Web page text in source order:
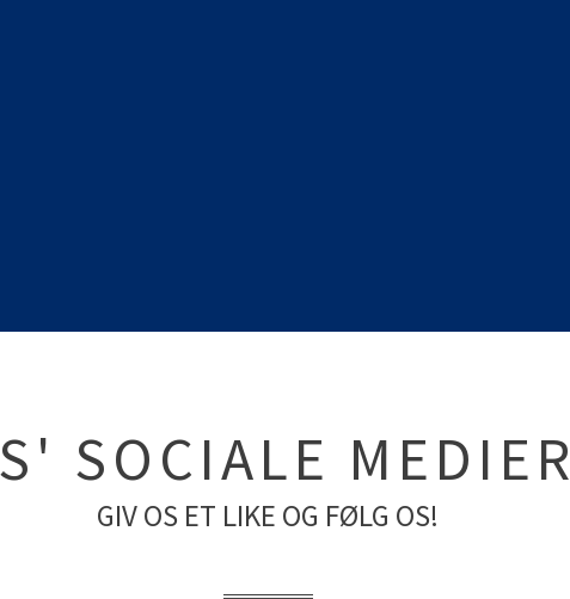
SOCIALE MEDIER
GIV OS ET LIKE OG FØLG OS!